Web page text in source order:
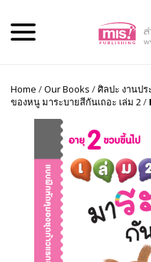
Home /Our Books /ศิลปะ งานป
ของหนู มาระบายสีกันเถอะ เล่ม 2/